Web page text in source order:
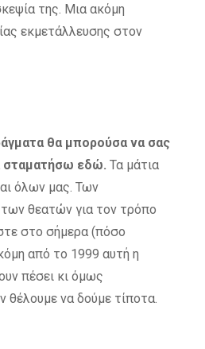
της. Μια ακόμη
εκμετάλλευσης στον
θα μπορούσα να σας
σταματήσω εδώ. Τα μάτια
όλων μας. Των
θεατών για τον τρόπο
στο σήμερα (πόσο
από το 1999 αυτή η
πέσει κι όμως
θέλουμε να δούμε τίποτα.